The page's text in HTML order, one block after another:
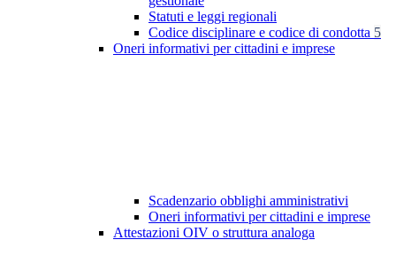
Statuti e leggi regionali
Codice disciplinare e codice di condotta 5
Oneri informativi per cittadini e imprese
Scadenzario obblighi amministrativi
Oneri informativi per cittadini e imprese
Attestazioni OIV o struttura analoga